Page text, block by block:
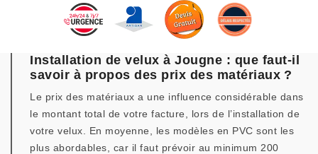
Installation de velux à Jougne : que faut-il
savoir à propos des prix des matériaux ?
Le prix des matériaux a une influence considérable dans
le montant total de votre facture, lors de l’installation de
votre velux. En moyenne, les modèles en PVC sont les
plus abordables, car il faut prévoir au minimum 200